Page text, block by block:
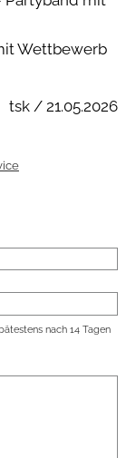
Wettbewerb
tsk / 21.05.2026
nach 14 Tagen